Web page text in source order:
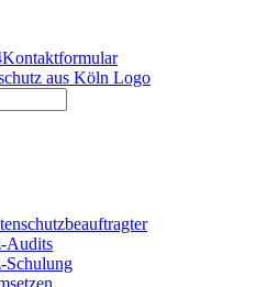
Kontaktformular
Audits
Schulung